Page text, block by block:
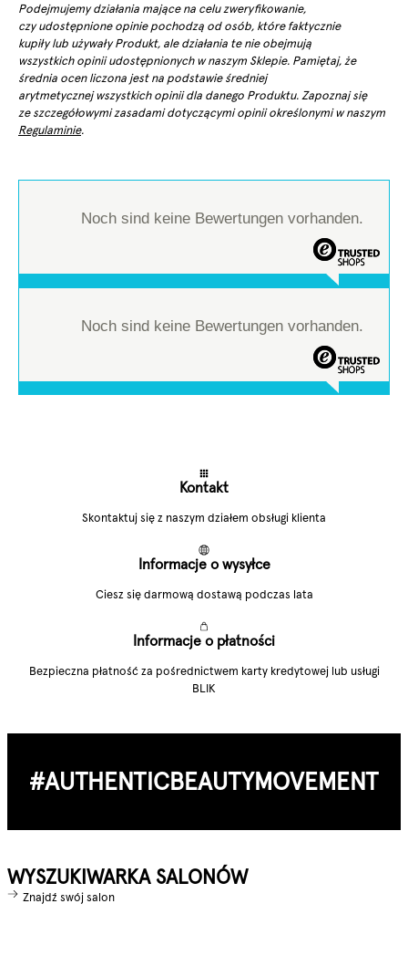
Podejmujemy działania mające na celu zweryfikowanie,
czy udostępnione opinie pochodzą od osób, które faktycznie
kupiły lub używały Produkt, ale działania te nie obejmują
wszystkich opinii udostępnionych w naszym Sklepie. Pamiętaj, że
średnia ocen liczona jest na podstawie średniej
arytmetycznej wszystkich opinii dla danego Produktu. Zapoznaj się
ze szczegółowymi zasadami dotyczącymi opinii określonymi w naszym
Regulaminie.
Noch sind keine Bewertungen vorhanden.
Noch sind keine Bewertungen vorhanden.
Informacje o płatności
Bezpieczna płatność za pośrednictwem karty kredytowej lub usługi
BLIK
Informacje o wysyłce
Ciesz się darmową dostawą podczas lata
Kontakt
Skontaktuj się z naszym działem obsługi klienta
#AUTHENTIC­BEAUTY­MOVEMENT
WYSZUKIWARKA SALONÓW
Znajdź swój salon